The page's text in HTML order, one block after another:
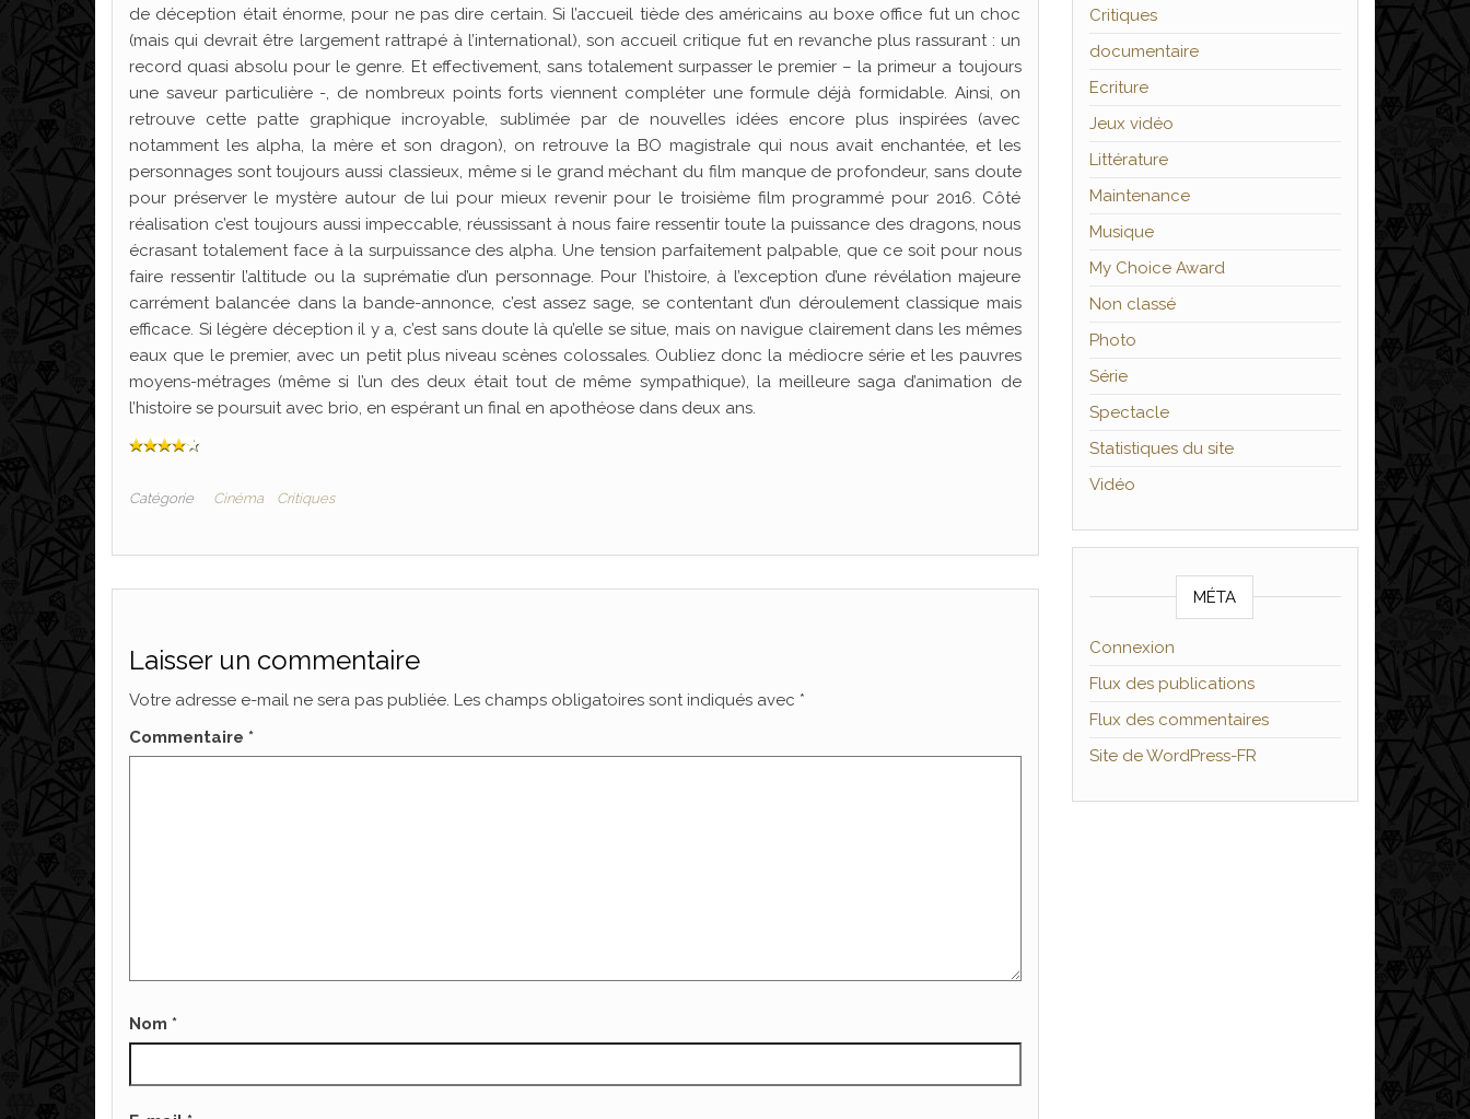
de déception était énorme, pour ne pas dire certain. Si l’accueil tiède des américains au boxe office fut un choc
(mais qui devrait être largement rattrapé à l’international), son accueil critique fut en revanche plus rassurant : un
record quasi absolu pour le genre. Et effectivement, sans totalement surpasser le premier – la primeur a toujours
une saveur particulière -, de nombreux points forts viennent compléter une formule déjà formidable. Ainsi, on
retrouve cette patte graphique incroyable, sublimée par de nouvelles idées encore plus inspirées (avec
notamment les alpha, la mère et son dragon), on retrouve la BO magistrale qui nous avait enchantée, et les
personnages sont toujours aussi classieux, même si le grand méchant du film manque de profondeur, sans doute
pour préserver le mystère autour de lui pour mieux revenir pour le troisième film programmé pour 2016. Côté
réalisation c’est toujours aussi impeccable, réussissant à nous faire ressentir toute la puissance des dragons, nous
écrasant totalement face à la surpuissance des alpha. Une tension parfaitement palpable, que ce soit pour nous
faire ressentir l’altitude ou la suprématie d’un personnage. Pour l’histoire, à l’exception d’une révélation majeure
carrément balancée dans la bande-annonce, c’est assez sage, se contentant d’un déroulement classique mais
efficace. Si légère déception il y a, c’est sans doute là qu’elle se situe, mais on navigue clairement dans les mêmes
eaux que le premier, avec un petit plus niveau scènes colossales. Oubliez donc la médiocre série et les pauvres
moyens-métrages (même si l’un des deux était tout de même sympathique), la meilleure saga d’animation de
l’histoire se poursuit avec brio, en espérant un final en apothéose dans deux ans.
Catégorie Cinéma Critiques
Laisser un commentaire
Votre adresse e-mail ne sera pas publiée. Les champs obligatoires sont indiqués avec *
Commentaire *
Nom *
Critiques
documentaire
Ecriture
Jeux vidéo
Littérature
Maintenance
Musique
My Choice Award
Non classé
Photo
Série
Spectacle
Statistiques du site
Vidéo
MÉTA
Connexion
Flux des publications
Flux des commentaires
Site de WordPress-FR